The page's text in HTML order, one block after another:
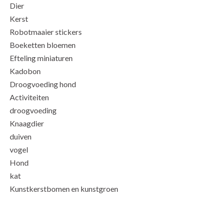
Dier
Kerst
Robotmaaier stickers
Boeketten bloemen
Efteling miniaturen
Kadobon
Droogvoeding hond
Activiteiten
droogvoeding
Knaagdier
duiven
vogel
Hond
kat
Kunstkerstbomen en kunstgroen